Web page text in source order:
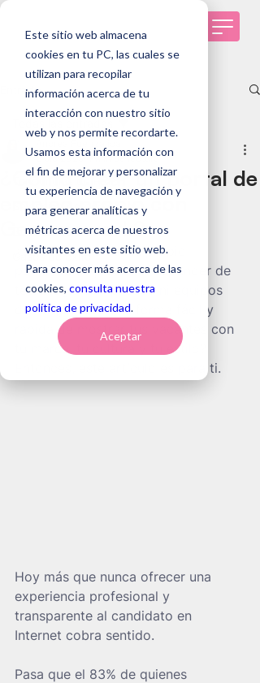
Este sitio web almacena
cookies en tu PC, las cuales se
utilizan para recopilar
información acerca de tu
interacción con nuestro sitio
web y nos permite recordarte.
Usamos esta información con
el fin de mejorar y personalizar
tu experiencia de navegación y
para generar analíticas y
métricas acerca de nuestros
visitantes en este sitio web.
Para conocer más acerca de las
cookies, consulta nuestra
política de privacidad.
Aceptar
Entrada
Todas las entradas
Tendencias de RRHH
Selección de personas
Genomawork
Casos de éxito
¿Cómo crear un portal de
empleo propio con
Genomawork?
2 dic 2025 4 min de lectura
¿Te gustaría crear tu propio
portal de empleos sin depender de
tecnología complicada ni equipos
de TI? ¿Buscas una forma fácil y
rápida de mostrar tus vacantes con
tu marca, tu cultura y tu estilo?
Entonces, este artículo es para ti.
Hoy más que nunca ofrecer una
experiencia profesional y
transparente al candidato en
Internet cobra sentido.
Pasa que el 83% de quienes